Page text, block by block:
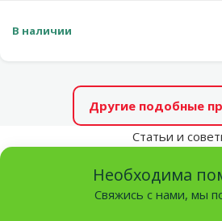
В наличии
Другие подобные
Статьи и
Необходима
Свяжись с нами, мы